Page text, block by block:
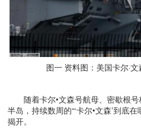
图一 资料图：美国卡尔·文
随着卡尔•文森号航母、密歇根号
半岛，持续数周的“‘卡尔•文森’到底
揭开。